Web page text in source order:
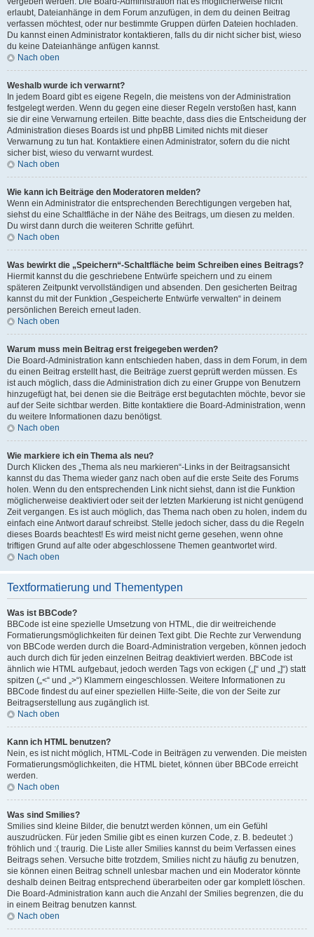
erlaubt, Dateianhänge in dem Forum anzufügen, in dem du deinen Beitrag
verfassen möchtest, oder nur bestimmte Gruppen dürfen Dateien hochladen.
Du kannst einen Administrator kontaktieren, falls du dir nicht sicher bist, wieso
du keine Dateianhänge anfügen kannst.
Nach oben
Weshalb wurde ich verwarnt?
In jedem Board gibt es eigene Regeln, die meistens von der Administration
festgelegt werden. Wenn du gegen eine dieser Regeln verstoßen hast, kann
sie dir eine Verwarnung erteilen. Bitte beachte, dass dies die Entscheidung der
Administration dieses Boards ist und phpBB Limited nichts mit dieser
Verwarnung zu tun hat. Kontaktiere einen Administrator, sofern du die nicht
sicher bist, wieso du verwarnt wurdest.
Nach oben
Wie kann ich Beiträge den Moderatoren melden?
Wenn ein Administrator die entsprechenden Berechtigungen vergeben hat,
siehst du eine Schaltfläche in der Nähe des Beitrags, um diesen zu melden.
Du wirst dann durch die weiteren Schritte geführt.
Nach oben
Was bewirkt die „Speichern“-Schaltfläche beim Schreiben eines Beitrags?
Hiermit kannst du die geschriebene Entwürfe speichern und zu einem
späteren Zeitpunkt vervollständigen und absenden. Den gesicherten Beitrag
kannst du mit der Funktion „Gespeicherte Entwürfe verwalten“ in deinem
persönlichen Bereich erneut laden.
Nach oben
Warum muss mein Beitrag erst freigegeben werden?
Die Board-Administration kann entschieden haben, dass in dem Forum, in dem
du einen Beitrag erstellt hast, die Beiträge zuerst geprüft werden müssen. Es
ist auch möglich, dass die Administration dich zu einer Gruppe von Benutzern
hinzugefügt hat, bei denen sie die Beiträge erst begutachten möchte, bevor sie
auf der Seite sichtbar werden. Bitte kontaktiere die Board-Administration, wenn
du weitere Informationen dazu benötigst.
Nach oben
Wie markiere ich ein Thema als neu?
Durch Klicken des „Thema als neu markieren“-Links in der Beitragsansicht
kannst du das Thema wieder ganz nach oben auf die erste Seite des Forums
holen. Wenn du den entsprechenden Link nicht siehst, dann ist die Funktion
möglicherweise deaktiviert oder seit der letzten Markierung ist nicht genügend
Zeit vergangen. Es ist auch möglich, das Thema nach oben zu holen, indem du
einfach eine Antwort darauf schreibst. Stelle jedoch sicher, dass du die Regeln
dieses Boards beachtest! Es wird meist nicht gerne gesehen, wenn ohne
triftigen Grund auf alte oder abgeschlossene Themen geantwortet wird.
Nach oben
Textformatierung und Thementypen
Was ist BBCode?
BBCode ist eine spezielle Umsetzung von HTML, die dir weitreichende
Formatierungsmöglichkeiten für deinen Text gibt. Die Rechte zur Verwendung
von BBCode werden durch die Board-Administration vergeben, können jedoch
auch durch dich für jeden einzelnen Beitrag deaktiviert werden. BBCode ist
ähnlich wie HTML aufgebaut, jedoch werden Tags von eckigen („[“ und „]“) statt
spitzen („<“ und „>“) Klammern eingeschlossen. Weitere Informationen zu
BBCode findest du auf einer speziellen Hilfe-Seite, die von der Seite zur
Beitragserstellung aus zugänglich ist.
Nach oben
Kann ich HTML benutzen?
Nein, es ist nicht möglich, HTML-Code in Beiträgen zu verwenden. Die meisten
Formatierungsmöglichkeiten, die HTML bietet, können über BBCode erreicht
werden.
Nach oben
Was sind Smilies?
Smilies sind kleine Bilder, die benutzt werden können, um ein Gefühl
auszudrücken. Für jeden Smilie gibt es einen kurzen Code, z. B. bedeutet :)
fröhlich und :( traurig. Die Liste aller Smilies kannst du beim Verfassen eines
Beitrags sehen. Versuche bitte trotzdem, Smilies nicht zu häufig zu benutzen,
sie können einen Beitrag schnell unlesbar machen und ein Moderator könnte
deshalb deinen Beitrag entsprechend überarbeiten oder gar komplett löschen.
Die Board-Administration kann auch die Anzahl der Smilies begrenzen, die du
in einem Beitrag benutzen kannst.
Nach oben